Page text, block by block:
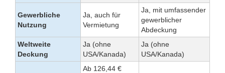
Gewerbliche
Nutzung
Ja, auch für
Vermietung
Ja, mit umfassender
gewerblicher
Abdeckung
Weltweite
Deckung
Ja (ohne
USA/Kanada)
Ja (ohne
USA/Kanada)
Ab 126,44 €